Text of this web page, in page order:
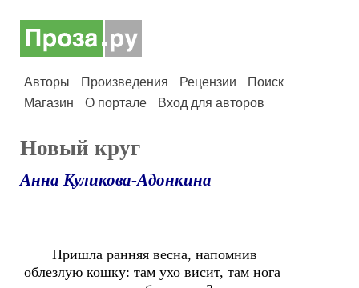
Авторы Произведения Рецензии
Поиск
Магазин
О портале Вход для авторов
Новый круг
Анна Куликова-Адонкина
Пришла ранняя весна, напомнив
облезлую кошку: там ухо висит, там нога